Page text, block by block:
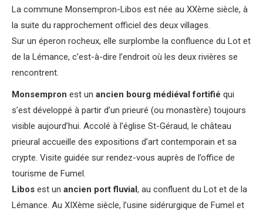
La commune Monsempron-Libos est née au XXème siècle, à
la suite du rapprochement officiel des deux villages.
Sur un éperon rocheux, elle surplombe la confluence du Lot et
de la Lémance, c’est-à-dire l’endroit où les deux rivières se
rencontrent.
Monsempron est un ancien bourg médiéval fortifié qui
s’est développé à partir d’un prieuré (ou monastère) toujours
visible aujourd’hui. Accolé à l’église St-Géraud, le château
prieural accueille des expositions d’art contemporain et sa
crypte. Visite guidée sur rendez-vous auprès de l’office de
tourisme de Fumel.
Libos est un ancien port fluvial, au confluent du Lot et de la
Lémance. Au XIXème siècle, l’usine sidérurgique de Fumel et